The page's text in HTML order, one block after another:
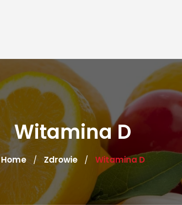
Witamina D
Home / Zdrowie / Witamina D